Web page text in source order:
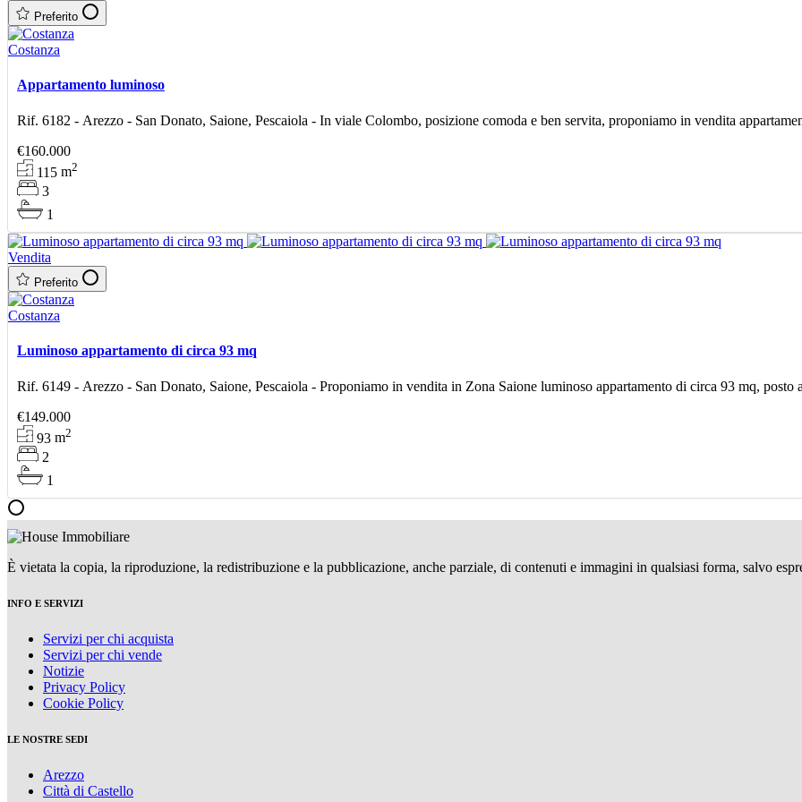
Preferito
Costanza
Appartamento luminoso
Rif. 6182 - Arezzo - San Donato, Saione, Pescaiola - In viale Colombo, posizione comoda e ben servita, proponiamo in vendita
€160.000
115m2
3
1
Vendita
Preferito
Costanza
Luminoso appartamento di circa 93 mq
Rif. 6149 - Arezzo - San Donato, Saione, Pescaiola - Proponiamo in vendita in Zona Saione luminoso appartamento di circa 93 mq, posto
€149.000
93m2
2
1
È vietata la copia, la riproduzione, la redistribuzione e la pubblicazione, anche parziale, di contenuti e immagini in qualsiasi forma, salvo
INFO E SERVIZI
Servizi per chi acquista
Servizi per chi vende
Notizie
Privacy Policy
Cookie Policy
LE NOSTRE SEDI
Arezzo
Città di Castello